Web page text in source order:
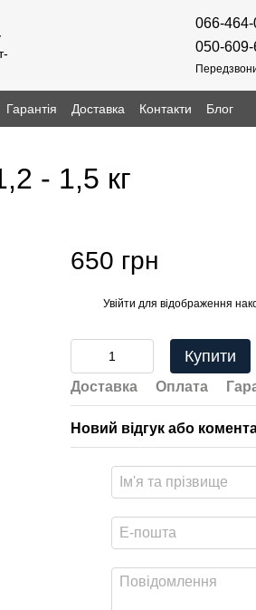
066-
050-
Гарантія Доставка Контакти Блог
- 1,5 кг
650 грн
Увійти для відображення
Купити
Доставка Оплата
Новий відгук або